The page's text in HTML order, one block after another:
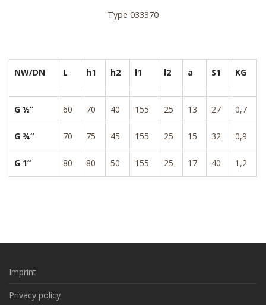
Type 033370
NW/DN L h1 h2 l1 l2 a S1 KG
G ½“ 60 70 40 155 25 13 27 0,7
G ¾“ 70 75 45 155 25 15 32 0,9
G 1“ 80 80 50 155 25 17 40 1,2
Imprint
Privacy policy